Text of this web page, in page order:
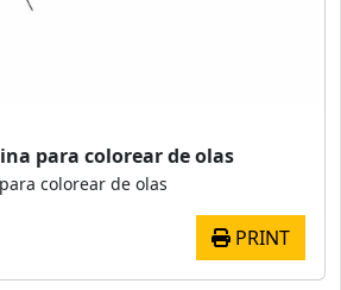
para colorear de olas
colorear de olas
PRINT